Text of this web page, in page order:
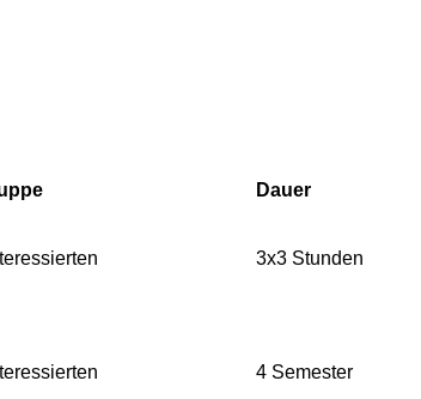
Dauer
3x3 Stunden
4 Semester